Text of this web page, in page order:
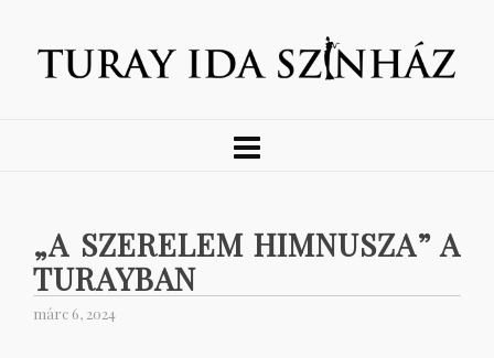
„A SZERELEM HIMNUSZA” A
TURAYBAN
márc 6, 2024